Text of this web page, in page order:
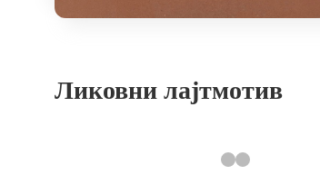
Ликовни лајтмотив